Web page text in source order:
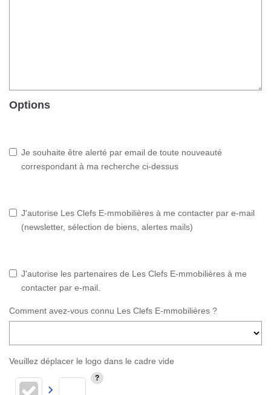
Options
Je souhaite être alerté par email de toute nouveauté
correspondant à ma recherche ci-dessus
J'autorise Les Clefs E-mmobilières à me contacter par e-mail
(newsletter, sélection de biens, alertes mails)
J'autorise les partenaires de Les Clefs E-mmobilières à me
contacter par e-mail.
Comment avez-vous connu Les Clefs E-mmobilières ?
Veuillez déplacer le logo dans le cadre vide